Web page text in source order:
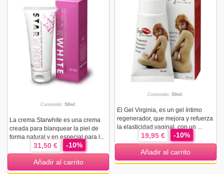
Contenido: 50ml.
La crema Starwhite es una crema
creada para blanquear la piel de
forma natural y en especial para l...
31,50 € -10%
Añadir al carrito
Contenido:50ml.
El Gel Virginia, es un gel íntimo
regenerador, que mejora y refuerza
la elasticidad vaginal, con un ...
19,95 € -10%
Añadir al carrito